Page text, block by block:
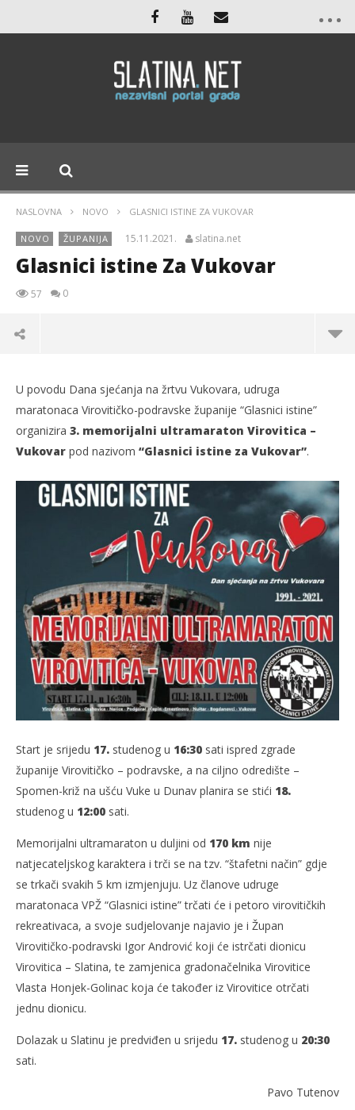
NASLOVNA NOVO GLASNICI ISTINE ZA VUKOVAR
NOVO ŽUPANIJA 15.11.2021. slatina.net
Glasnici istine Za Vukovar
57 0
TRENUTNO OTVORENO
Glasnici istine Za Vukovar
15.11.2021.
slatina.net
U povodu Dana sjećanja na žrtvu Vukovara, udruga
maratonaca Virovitičko-podravske županije “Glasnici istine”
organizira 3. memorijalni ultramaraton Virovitica –
Vukovar pod nazivom “Glasnici istine za Vukovar”.
Start je srijedu 17. studenog u 16:30 sati ispred zgrade
županije Virovitičko – podravske, a na ciljno odredište –
Spomen-križ na ušću Vuke u Dunav planira se stići 18.
studenog u 12:00 sati.
Memorijalni ultramaraton u duljini od 170 km nije
natjecateljskog karaktera i trči se na tzv. “štafetni način” gdje
se trkači svakih 5 km izmjenjuju. Uz članove udruge
maratonaca VPŽ “Glasnici istine” trčati će i petoro virovitičkih
rekreativaca, a svoje sudjelovanje najavio je i Župan
Virovitičko-podravski Igor Andrović koji će istrčati dionicu
Virovitica – Slatina, te zamjenica gradonačelnika Virovitice
Vlasta Honjek-Golinac koja će također iz Virovitice otrčati
jednu dionicu.
Dolazak u Slatinu je predviđen u srijedu 17. studenog u 20:30
sati.
Pavo Tutenov